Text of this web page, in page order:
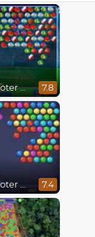
Bubble Shooter World Cup 7.8
Bubble Shooter HD 7.4